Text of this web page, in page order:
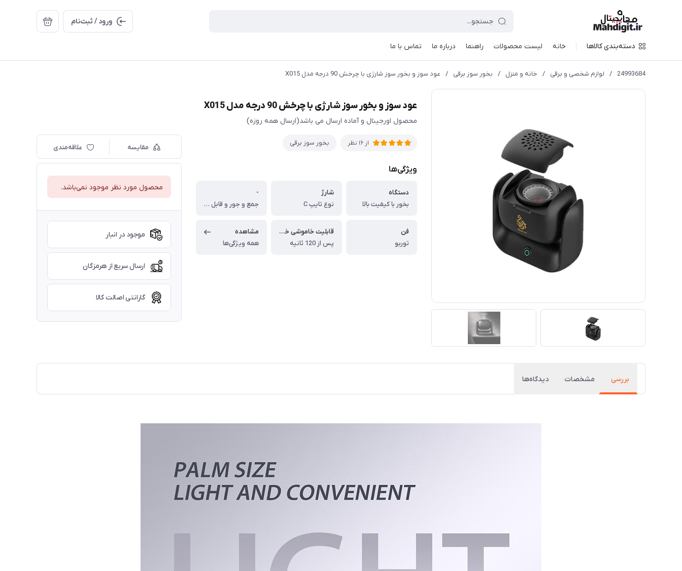
ورود / ثبت‌نام
دسته‌بندی کالاها خانه لیست محصولات راهنما درباره ما تماس با ما
24993684
/ لوازم شخصی و برقی / خانه و منزل / بخور سوز برقی / عود سوز و بخور سوز شارژی با چرخش 90 درجه مدل X015
عود سوز و بخور سوز شارژی با چرخش 90 درجه مدل X015
محصول اورجینال و آماده ارسال می باشد(ارسال همه روزه)
از 16 نظر بخور سوز برقی
ویژگی‌ها
دستگاه
بخور با کیفیت بالا
شارژ
نوع تایپ C
-
جمع و جور و قابل حمل
فن
توربو
قابلیت خاموشی خودکار
پس از 120 ثانیه
مشاهده
همه ویژگی‌ها
مقایسه علاقه‌مندی
محصول مورد نظر موجود نمی‌باشد.
موجود در انبار
ارسال سریع از هرمزگان
گارانتی اصالت کالا
بررسی مشخصات دیدگاه‌ها